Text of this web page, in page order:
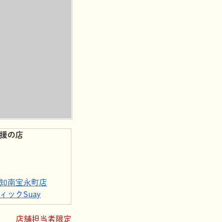
の店
南宝永町店
ックSuay
ックSuay
店舗担当者限定